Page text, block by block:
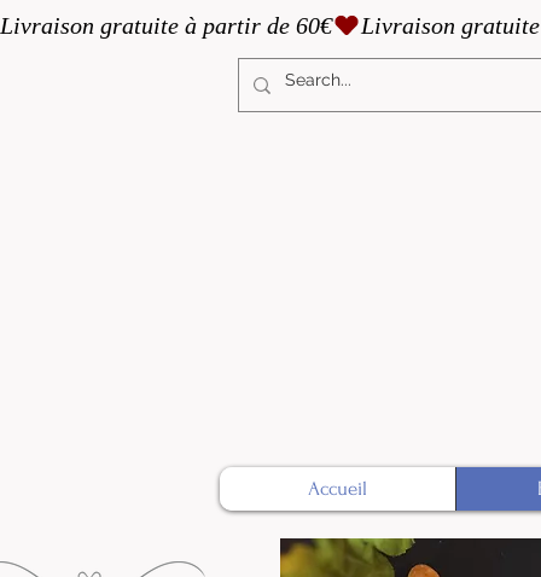
Livraison gratuite à partir de 60€
Accueil